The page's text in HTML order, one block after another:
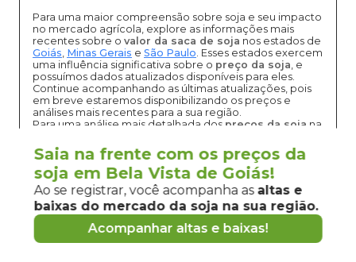
Para uma maior compreensão sobre soja e seu impacto
no mercado agrícola, explore as informações mais
recentes sobre o valor da saca de soja nos estados de
Goiás, Minas Gerais e São Paulo. Esses estados exercem
uma influência significativa sobre o preço da soja, e
possuímos dados atualizados disponíveis para eles.
Continue acompanhando as últimas atualizações, pois
em breve estaremos disponibilizando os preços e
análises mais recentes para a sua região.
Para uma análise mais detalhada dos preços da soja na
da soja em Goiás.
Vantagens de negociar soja em Bela
Vista de Goiás
Saia na frente com os preços da
soja em Bela Vista de Goiás!
Ao se registrar, você acompanha as altas e
baixas do mercado da soja na sua região.
Acompanhar altas e baixas!